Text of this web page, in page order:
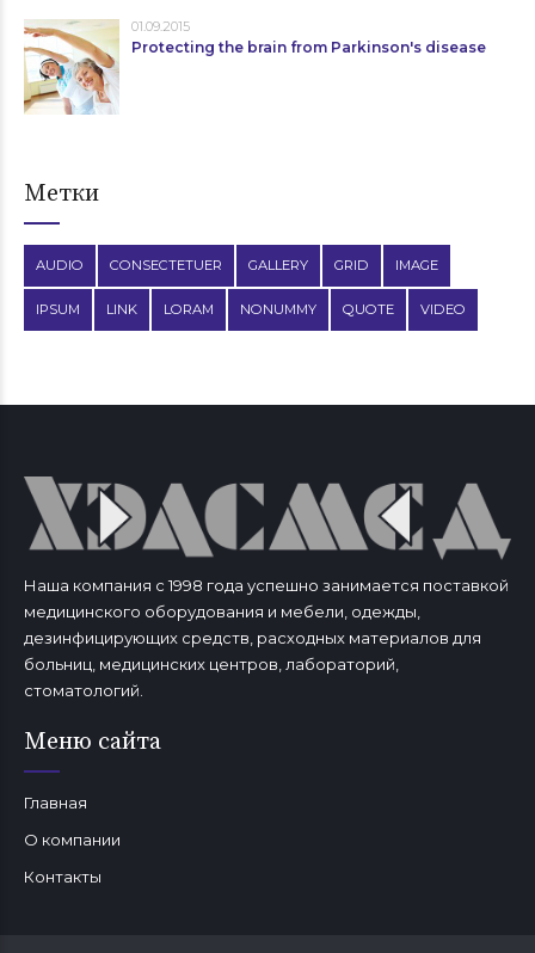
01.09.2015
Protecting the brain from Parkinson's disease
Метки
AUDIO CONSECTETUER GALLERY GRID IMAGE
IPSUM LINK LORAM NONUMMY QUOTE VIDEO
Наша компания с 1998 года успешно занимается поставкой
медицинского оборудования и мебели, одежды,
дезинфицирующих средств, расходных материалов для
больниц, медицинских центров, лабораторий,
стоматологий.
Меню сайта
Главная
О компании
Контакты